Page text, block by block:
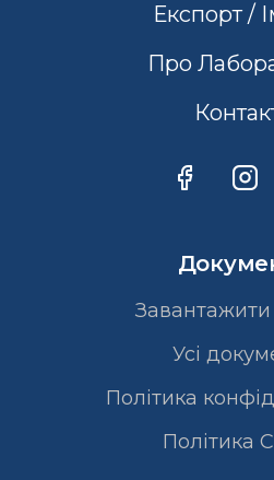
Експорт /
Про
Завантажити
Усі
Політика
Полiтика